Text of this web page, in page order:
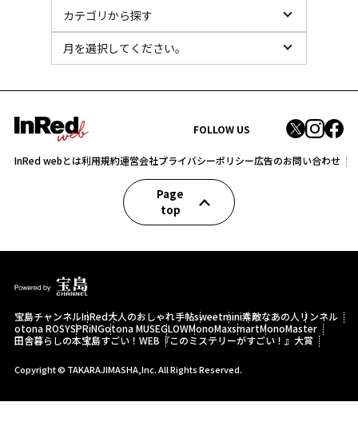
FOLLOW US
InRed webとは利用規約運営会社プライバシーポリシー広告のお問い合わせ
Page
top
宝島チャンネルInRed大人のおしゃれ手帖sweetmini素敵なあの人 リンネル
otona ROSYSPRiNGotona MUSEGLOWMonoMaxsmartMonoMaster
田舎暮らしの本宝島すごい！WEB 『このミステリーがすごい！』大賞
Copyright © TAKARAJIMASHA,Inc. All Rights Reserved.